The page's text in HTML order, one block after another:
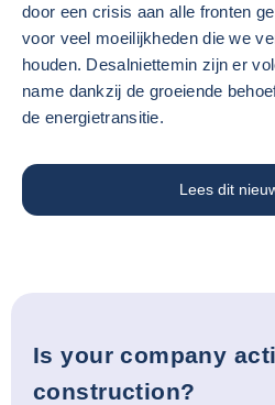
door een crisis aan alle fronten
voor veel moeilijkheden die we
houden. Desalniettemin zijn er
name dankzij de groeiende
de energietransitie.
Lees dit
Is your company
construction?